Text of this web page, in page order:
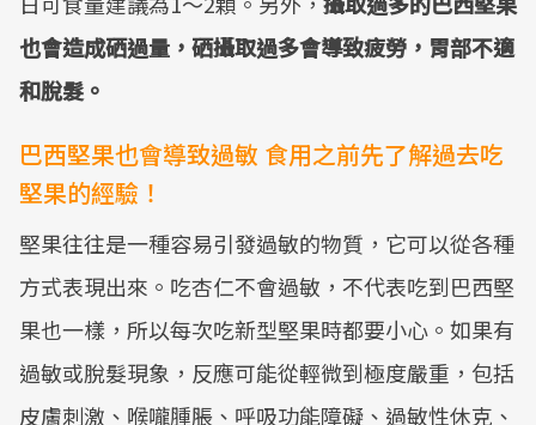
也會造成硒過量，硒攝取過多會導致疲勞，胃部不適
和脫髮。
巴西堅果也會導致過敏 食用之前先了解過去吃
堅果的經驗！
堅果往往是一種容易引發過敏的物質，它可以從各種
方式表現出來。吃杏仁不會過敏，不代表吃到巴西堅
果也一樣，所以每次吃新型堅果時都要小心。如果有
過敏或脫髮現象，反應可能從輕微到極度嚴重，包括
皮膚刺激、喉嚨腫脹、呼吸功能障礙、過敏性休克、